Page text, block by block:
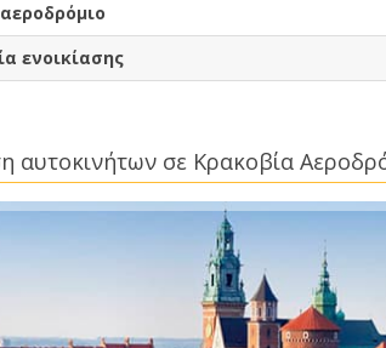
ενοικίασης
αυτοκινήτων σε Κρακοβία